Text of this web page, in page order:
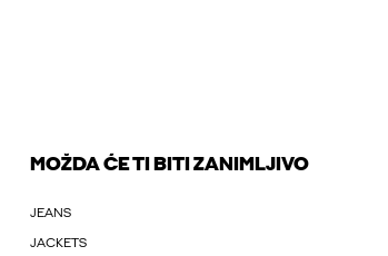
MOŽDA ĆE TI BITI ZANIMLJIVO
JEANS
JACKETS